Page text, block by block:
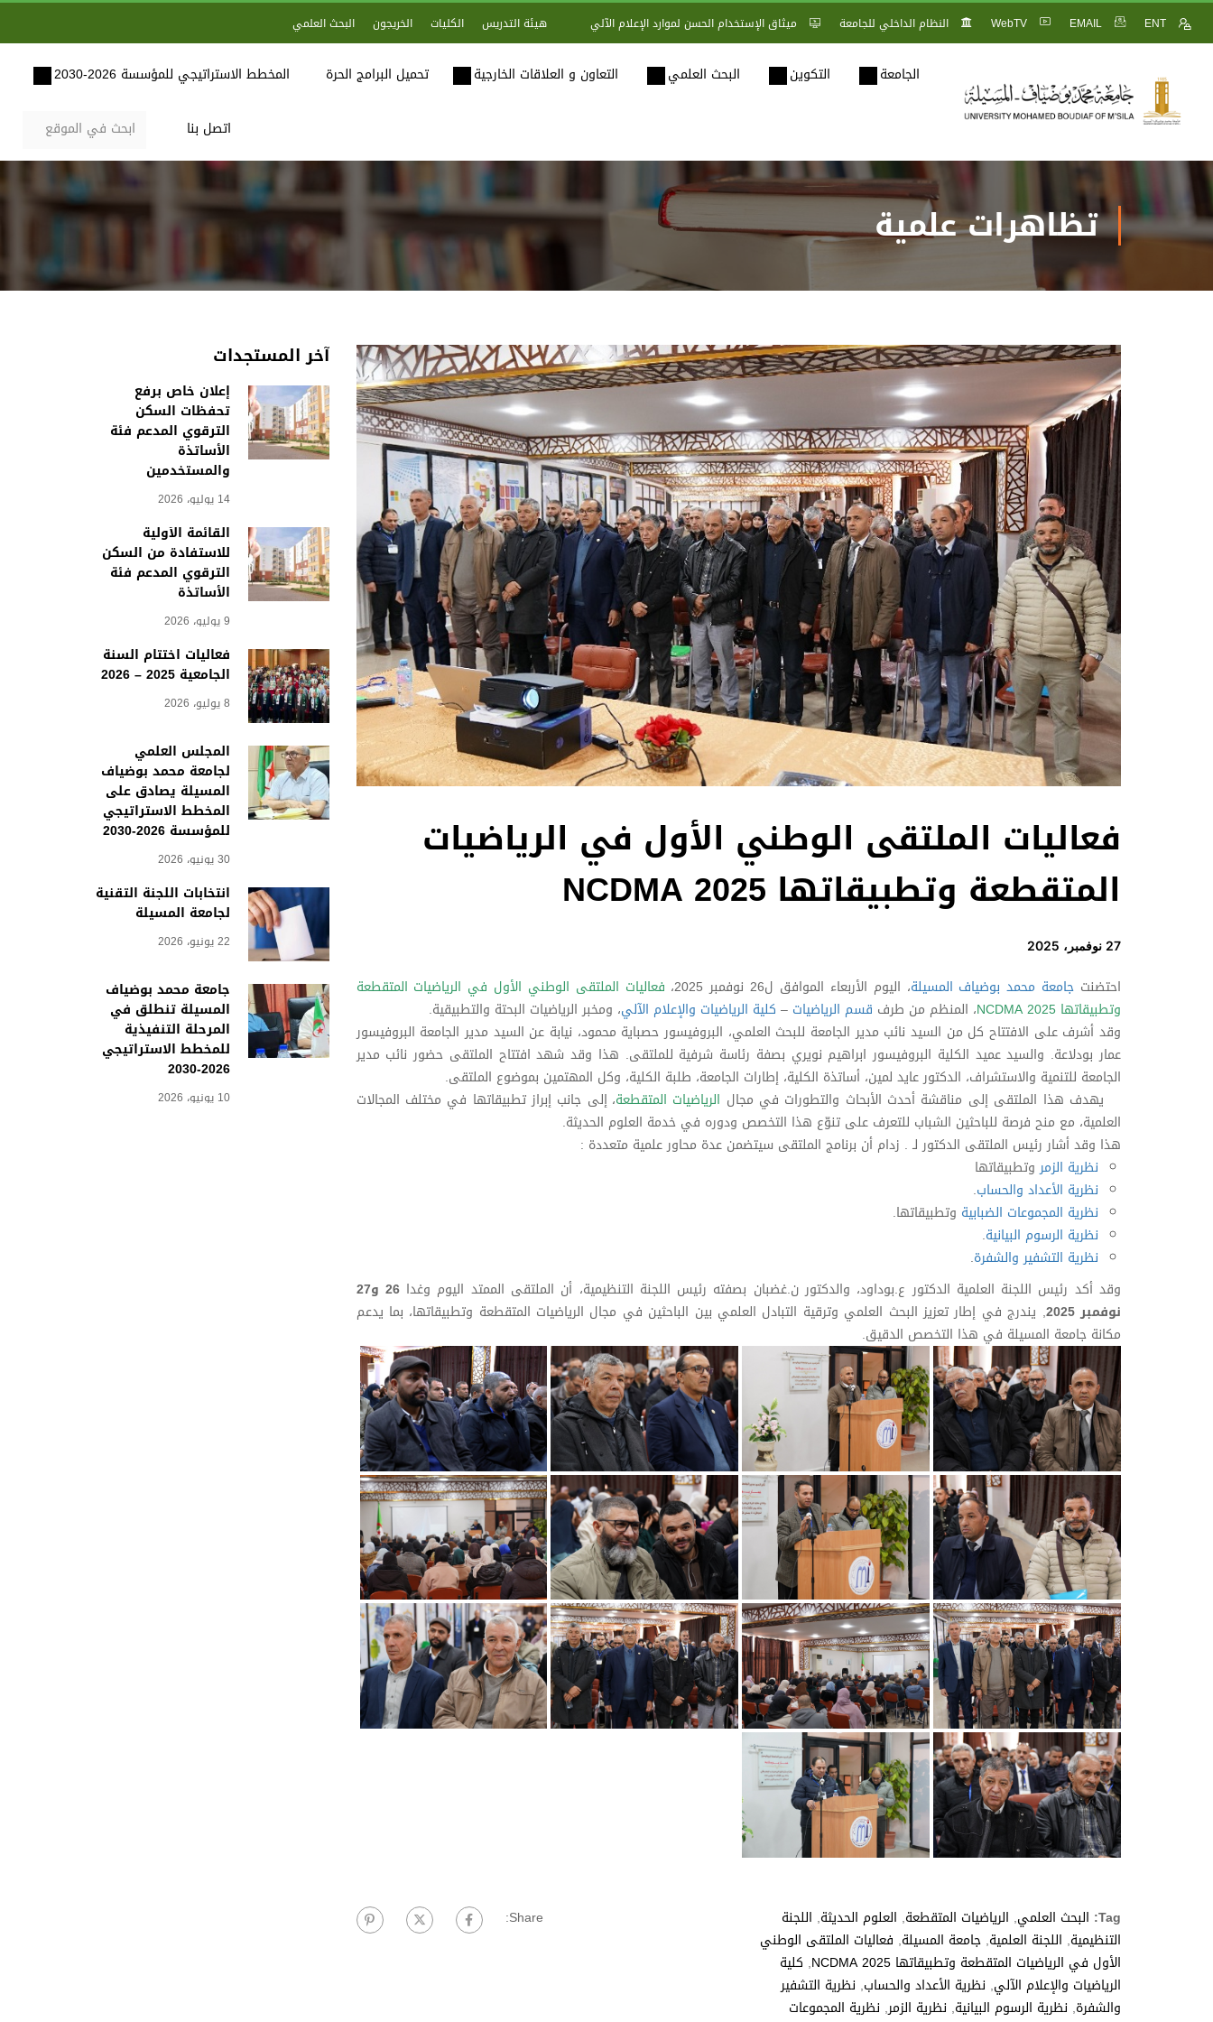
ENT
EMAIL
WebTV النظام الداخلي للجامعة ميثاق الإستخدام الحسن لموارد الإعلام الآلي هيئة التدريس الكليات الخريجون البحث العلمي
الجامعة التكوين البحث العلمي التعاون و العلاقات الخارجية تحميل البرامج الحرة المخطط الاستراتيجي للمؤسسة 2026-2030
اتصل بنا
تظاهرات علمية
فعاليات الملتقى الوطني الأول في الرياضيات
المتقطعة وتطبيقاتها NCDMA 2025
27 نوفمبر، 2025
احتضنت جامعة محمد بوضياف المسيلة، اليوم الأربعاء الموافق ل26 نوفمبر 2025،
فعاليات الملتقى الوطني الأول في الرياضيات المتقطعة
وتطبيقاتها NCDMA 2025
، المنظم من طرف قسم الرياضيات – كلية الرياضيات والإعلام الآلي، ومخبر الرياضيات البحتة والتطبيقية.
وقد أشرف على الافتتاح كل من السيد نائب مدير الجامعة للبحث العلمي، البروفيسور حصباية محمود، نيابة عن السيد مدير الجامعة البروفيسور
عمار بودلاعة. والسيد عميد الكلية البروفيسور ابراهيم نويري بصفة رئاسة شرفية للملتقى. هذا وقد شهد افتتاح الملتقى حضور نائب مدير
الجامعة للتنمية والاستشراف، الدكتور عايد لمين، أساتذة الكلية، إطارات الجامعة، طلبة الكلية، وكل المهتمين بموضوع الملتقى.
يهدف هذا الملتقى إلى مناقشة أحدث الأبحاث والتطورات في مجال الرياضيات المتقطعة، إلى جانب إبراز تطبيقاتها في مختلف المجالات
العلمية، مع منح فرصة للباحثين الشباب للتعرف على تنوّع هذا التخصص ودوره في خدمة العلوم الحديثة.
هذا وقد أشار رئيس الملتقى الدكتور لـ . زدام أن برنامج الملتقى سيتضمن عدة محاور علمية متعددة :
نظرية الزمروتطبيقاتها
نظرية الأعداد والحساب.
نظرية المجموعات الضبابية وتطبيقاتها.
نظرية الرسوم البيانية.
نظرية التشفير والشفرة.
وقد أكد رئيس اللجنة العلمية الدكتور ع.بوداود، والدكتور ن.غضبان بصفته رئيس اللجنة التنظيمية، أن الملتقى الممتد اليوم وغدا
26 و27
نوفمبر 2025
, يندرج في إطار تعزيز البحث العلمي وترقية التبادل العلمي بين الباحثين في مجال الرياضيات المتقطعة وتطبيقاتها، بما يدعم
مكانة جامعة المسيلة في هذا التخصص الدقيق.
Tag: البحث العلمي, الرياضيات المتقطعة, العلوم الحديثة, اللجنة
التنظيمية, اللجنة العلمية, جامعة المسيلة, فعاليات الملتقى الوطني
الأول في الرياضيات المتقطعة وتطبيقاتها NCDMA 2025
, كلية
الرياضيات والإعلام الآلي, نظرية الأعداد والحساب, نظرية التشفير
والشفرة, نظرية الرسوم البيانية, نظرية الزمر, نظرية المجموعات
Share:
آخر المستجدات
إعلان خاص برفع
تحفظات السكن
الترقوي المدعم فئة
الأساتذة
والمستخدمين
14 يوليو، 2026
القائمة الأولية
للاستفادة من السكن
الترقوي المدعم فئة
الأساتذة
9 يوليو، 2026
فعاليات اختتام السنة
الجامعية 2025 – 2026
8 يوليو، 2026
المجلس العلمي
لجامعة محمد بوضياف
المسيلة يصادق على
المخطط الاستراتيجي
للمؤسسة 2026-2030
30 يونيو، 2026
انتخابات اللجنة التقنية
لجامعة المسيلة
22 يونيو، 2026
جامعة محمد بوضياف
المسيلة تنطلق في
المرحلة التنفيذية
للمخطط الاستراتيجي
2026-2030
10 يونيو، 2026